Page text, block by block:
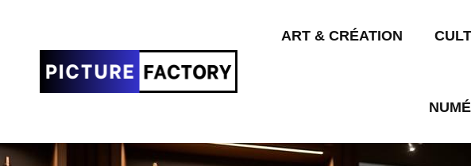
ART & CRÉATION